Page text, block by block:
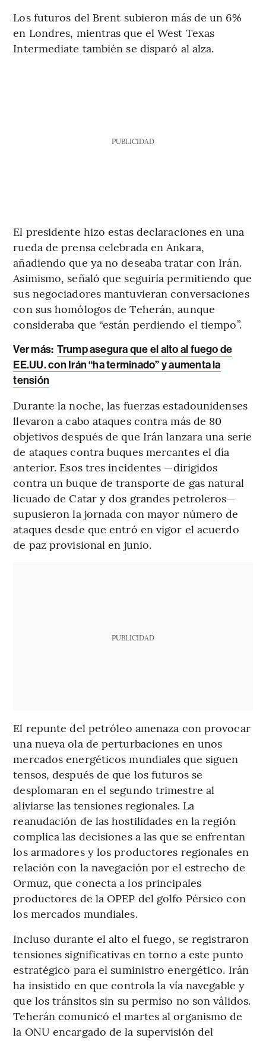
Los futuros del Brent subieron más de un 6%
en Londres, mientras que el West Texas
Intermediate también se disparó al alza.
PUBLICIDAD
El presidente hizo estas declaraciones en una
rueda de prensa celebrada en Ankara,
añadiendo que ya no deseaba tratar con Irán.
Asimismo, señaló que seguiría permitiendo que
sus negociadores mantuvieran conversaciones
con sus homólogos de Teherán, aunque
consideraba que “están perdiendo el tiempo”.
Ver más: Trump asegura que el alto al fuego de
EE.UU. con Irán “ha terminado” y aumenta la
tensión
Durante la noche, las fuerzas estadounidenses
llevaron a cabo ataques contra más de 80
objetivos después de que Irán lanzara una serie
de ataques contra buques mercantes el día
anterior. Esos tres incidentes —dirigidos
contra un buque de transporte de gas natural
licuado de Catar y dos grandes petroleros—
supusieron la jornada con mayor número de
ataques desde que entró en vigor el acuerdo
de paz provisional en junio.
PUBLICIDAD
El repunte del petróleo amenaza con provocar
una nueva ola de perturbaciones en unos
mercados energéticos mundiales que siguen
tensos, después de que los futuros se
desplomaran en el segundo trimestre al
aliviarse las tensiones regionales. La
reanudación de las hostilidades en la región
complica las decisiones a las que se enfrentan
los armadores y los productores regionales en
relación con la navegación por el estrecho de
Ormuz, que conecta a los principales
productores de la OPEP del golfo Pérsico con
los mercados mundiales.
Incluso durante el alto el fuego, se registraron
tensiones significativas en torno a este punto
estratégico para el suministro energético. Irán
ha insistido en que controla la vía navegable y
que los tránsitos sin su permiso no son válidos.
Teherán comunicó el martes al organismo de
la ONU encargado de la supervisión del